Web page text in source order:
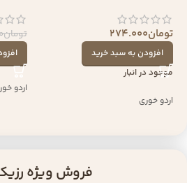
تومان274.000
افزودن به سبد خرید
موجود در انبار
اردو خوری
تومان
اردو
فروش ویژه